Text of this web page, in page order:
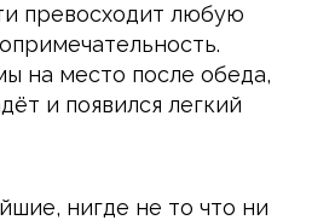
превосходит любую
на место после обеда,
и появился легкий
нигде не то что ни